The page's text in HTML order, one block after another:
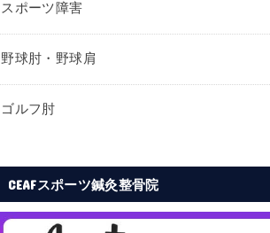
スポーツ障害
野球肘・野球肩
ゴルフ肘
CEAFスポーツ鍼灸整骨院